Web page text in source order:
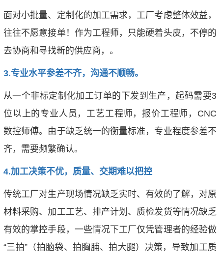
面对小批量、定制化的加工需求，工厂考虑整体效益，
往往不愿意接单！作为工程师，只能硬着头皮，不停的
去协商和寻找新的供应商，。
3.专业水平参差不齐，沟通不顺畅。
从一个非标定制化加工订单的下发到生产，起码需要3
位以上的专业人员，工艺工程师，报价工程师，CNC
数控师傅。由于缺乏统一的衡量标准，专业程度参差不
齐，需要频繁确认。
4.加工决策不优，质量、交期难以把控
传统工厂对生产现场情况缺乏实时、有效的了解，对原
材料采购、加工工艺、排产计划、质检发货等情况缺乏
有效的掌控手段，一些情况下工厂仅凭管理者的经验做
“三拍”（拍脑袋、拍胸脯、拍大腿）决策，导致加工质